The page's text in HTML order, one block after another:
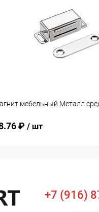
мебельный Металл
₽ / шт
+7 (916)